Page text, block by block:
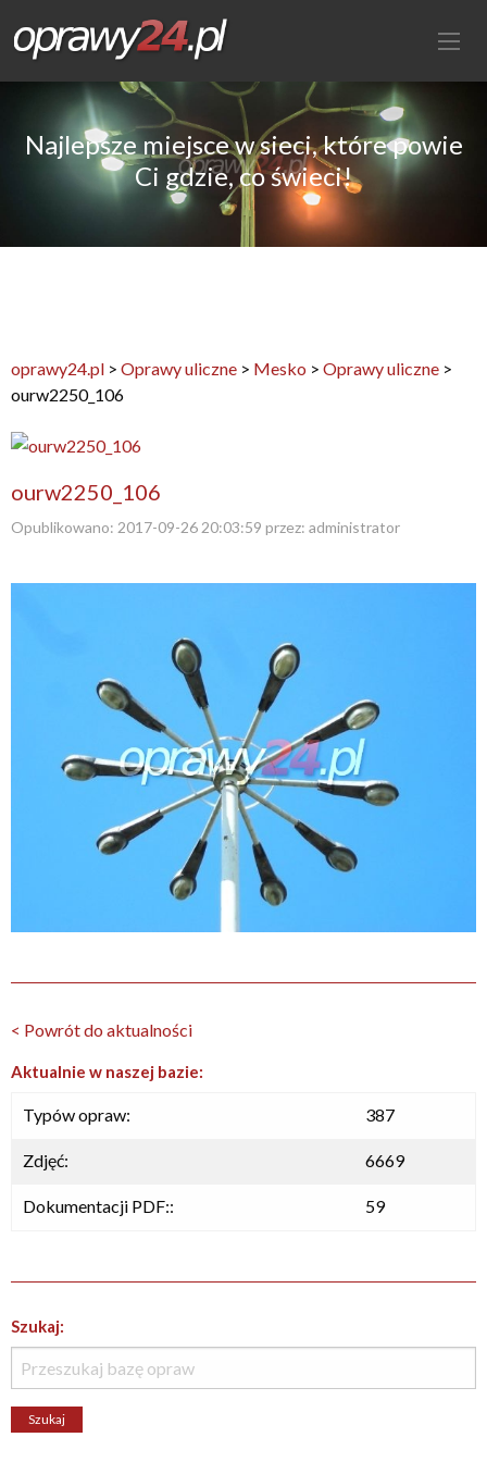
Najlepsze miejsce w sieci, które powie
Ci gdzie, co świeci!
oprawy24.pl > Oprawy uliczne > Mesko > Oprawy uliczne >
ourw2250_106
ourw2250_106
Opublikowano: 2017-09-26 20:03:59 przez: administrator
< Powrót do aktualności
Aktualnie w naszej bazie:
Typów opraw: 387
Zdjęć: 6669
Dokumentacji PDF:: 59
Szukaj: